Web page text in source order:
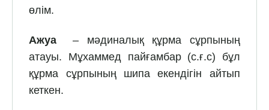
өлім.
Ажуа – мәдиналық құрма сұрпының
атауы. Мұхаммед пайғамбар (с.ғ.с) бұл
құрма сұрпының шипа екендігін айтып
кеткен.